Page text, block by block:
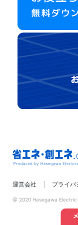
Produced by
Hasegawa
運営会社 プライバ
@ 2020 Hasegawa